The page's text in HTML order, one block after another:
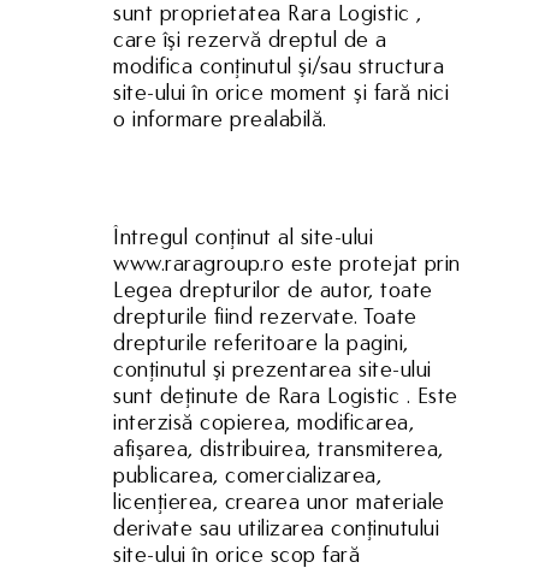
sunt proprietatea Rara Logistic ,
care îşi rezervă dreptul de a
modifica conţinutul şi/sau structura
site-ului în orice moment şi fară nici
o informare prealabilă.
Întregul conţinut al site-ului
www.raragroup.ro este protejat prin
Legea drepturilor de autor, toate
drepturile fiind rezervate. Toate
drepturile referitoare la pagini,
conţinutul şi prezentarea site-ului
sunt deţinute de Rara Logistic . Este
interzisă copierea, modificarea,
afişarea, distribuirea, transmiterea,
publicarea, comercializarea,
licenţierea, crearea unor materiale
derivate sau utilizarea conţinutului
site-ului în orice scop fară